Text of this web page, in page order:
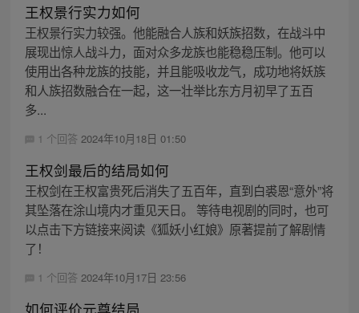
王权景行实力如何
王权景行实力较强。他能融合人族和妖族招数，在战斗中
展现出惊人战斗力，面对众多龙族也能稳稳压制。他可以
使用出各种龙族的技能，并且能吸收龙气，成功地将妖族
和人族招数融合在一起，这一壮举比东方月初早了五百
多...
1 个回答 2024年10月18日 01:50
王权剑最后的结局如何
王权剑在王权富贵死后消失了五百年，直到白裘恩“意外”将
其坠落在涂山境内才重见天日。 等待电视剧的同时，也可
以点击下方链接来阅读《狐妖小红娘》原著提前了解剧情
了！
1 个回答 2024年10月17日 23:56
如何评价元尊结局